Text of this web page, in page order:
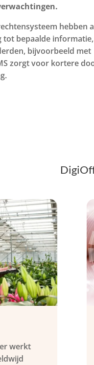
hebben
tot bepaalde
bijvoorbeeld met
zorgt voor kortere
werkt